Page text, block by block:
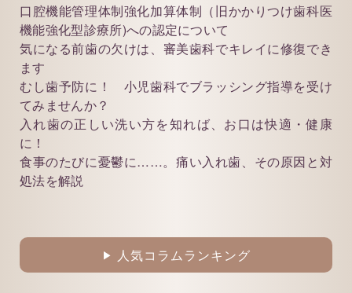
口腔機能管理体制強化加算体制（旧かかりつけ歯科医
機能強化型診療所)への認定について
気になる前歯の欠けは、審美歯科でキレイに修復でき
ます
むし歯予防に！ 小児歯科でブラッシング指導を受け
てみませんか？
入れ歯の正しい洗い方を知れば、お口は快適・健康
に！
食事のたびに憂鬱に……。痛い入れ歯、その原因と対
処法を解説
▶ 人気コラムランキング